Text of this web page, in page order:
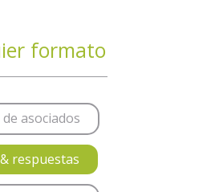
formato
asociados
respuestas